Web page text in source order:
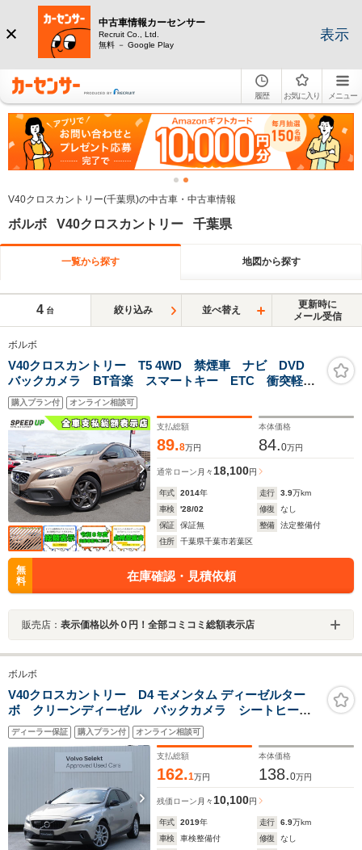
中古車情報カーセンサー
Recruit Co., Ltd.
無料 － Google Play
表示
履歴 お気に入り メニュー
V40クロスカントリー(千葉県)の中古車・中古車情報
ボルボ V40クロスカントリー 千葉県
一覧から探す 地図から探す
4 台 絞り込み 並べ替え
更新時に
メール受信
ボルボ
V40クロスカントリー T5 4WD 禁煙車 ナビ DVD
バックカメラ BT音楽 スマートキー ETC 衝突軽減
ブレーキ 車線逸脱警報 BSM アイドリングストッ
プ 革シート黒/白 電動シート シートヒーター
HDC パーキングアシスト HID 17AW
購入プラン付 オンライン相談可
支払総額
89.8万円
本体価格
84.0万円
通常ローン 月々18,100円
年式 2014年 走行 3.9万km
車検
'28/02 修復
なし
保証
保証無 整備
法定整備付
住所
千葉県千葉市若葉区
無
料
在庫確認・見積依頼
販売店： 表示価格以外０円！全部コミコミ総額表示店
ボルボ
V40クロスカントリー D4 モメンタム ディーゼルター
ボ クリーンディーゼル バックカメラ シートヒータ
ー アダプティブクルーズコントロール
ディーラー保証 購入プラン付 オンライン相談可
支払総額
162.1万円
本体価格
138.0万円
残価ローン 月々10,100円
年式 2019年 走行 6.9万km
車検
車検整備付 修復
なし